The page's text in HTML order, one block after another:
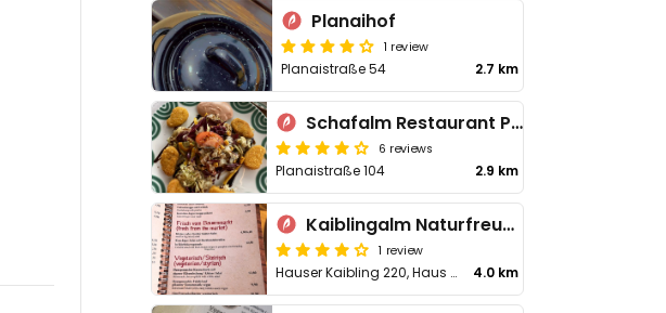
Planaihof
1 review
Planaistraße 54 2.7 km
Schafalm Restaurant Planai
6 reviews
Planaistraße 104 2.9 km
Kaiblingalm Naturfreunde Schutzhaus
1 review
Hauser Kaibling 220, Haus im Ennstal 4.0 km